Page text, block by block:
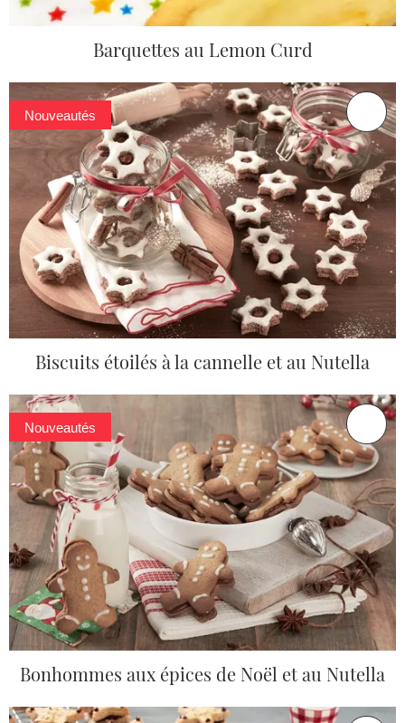
Barquettes au Lemon Curd
Nouveautés
Biscuits étoilés à la cannelle et au Nutella
Nouveautés
Bonhommes aux épices de Noël et au Nutella